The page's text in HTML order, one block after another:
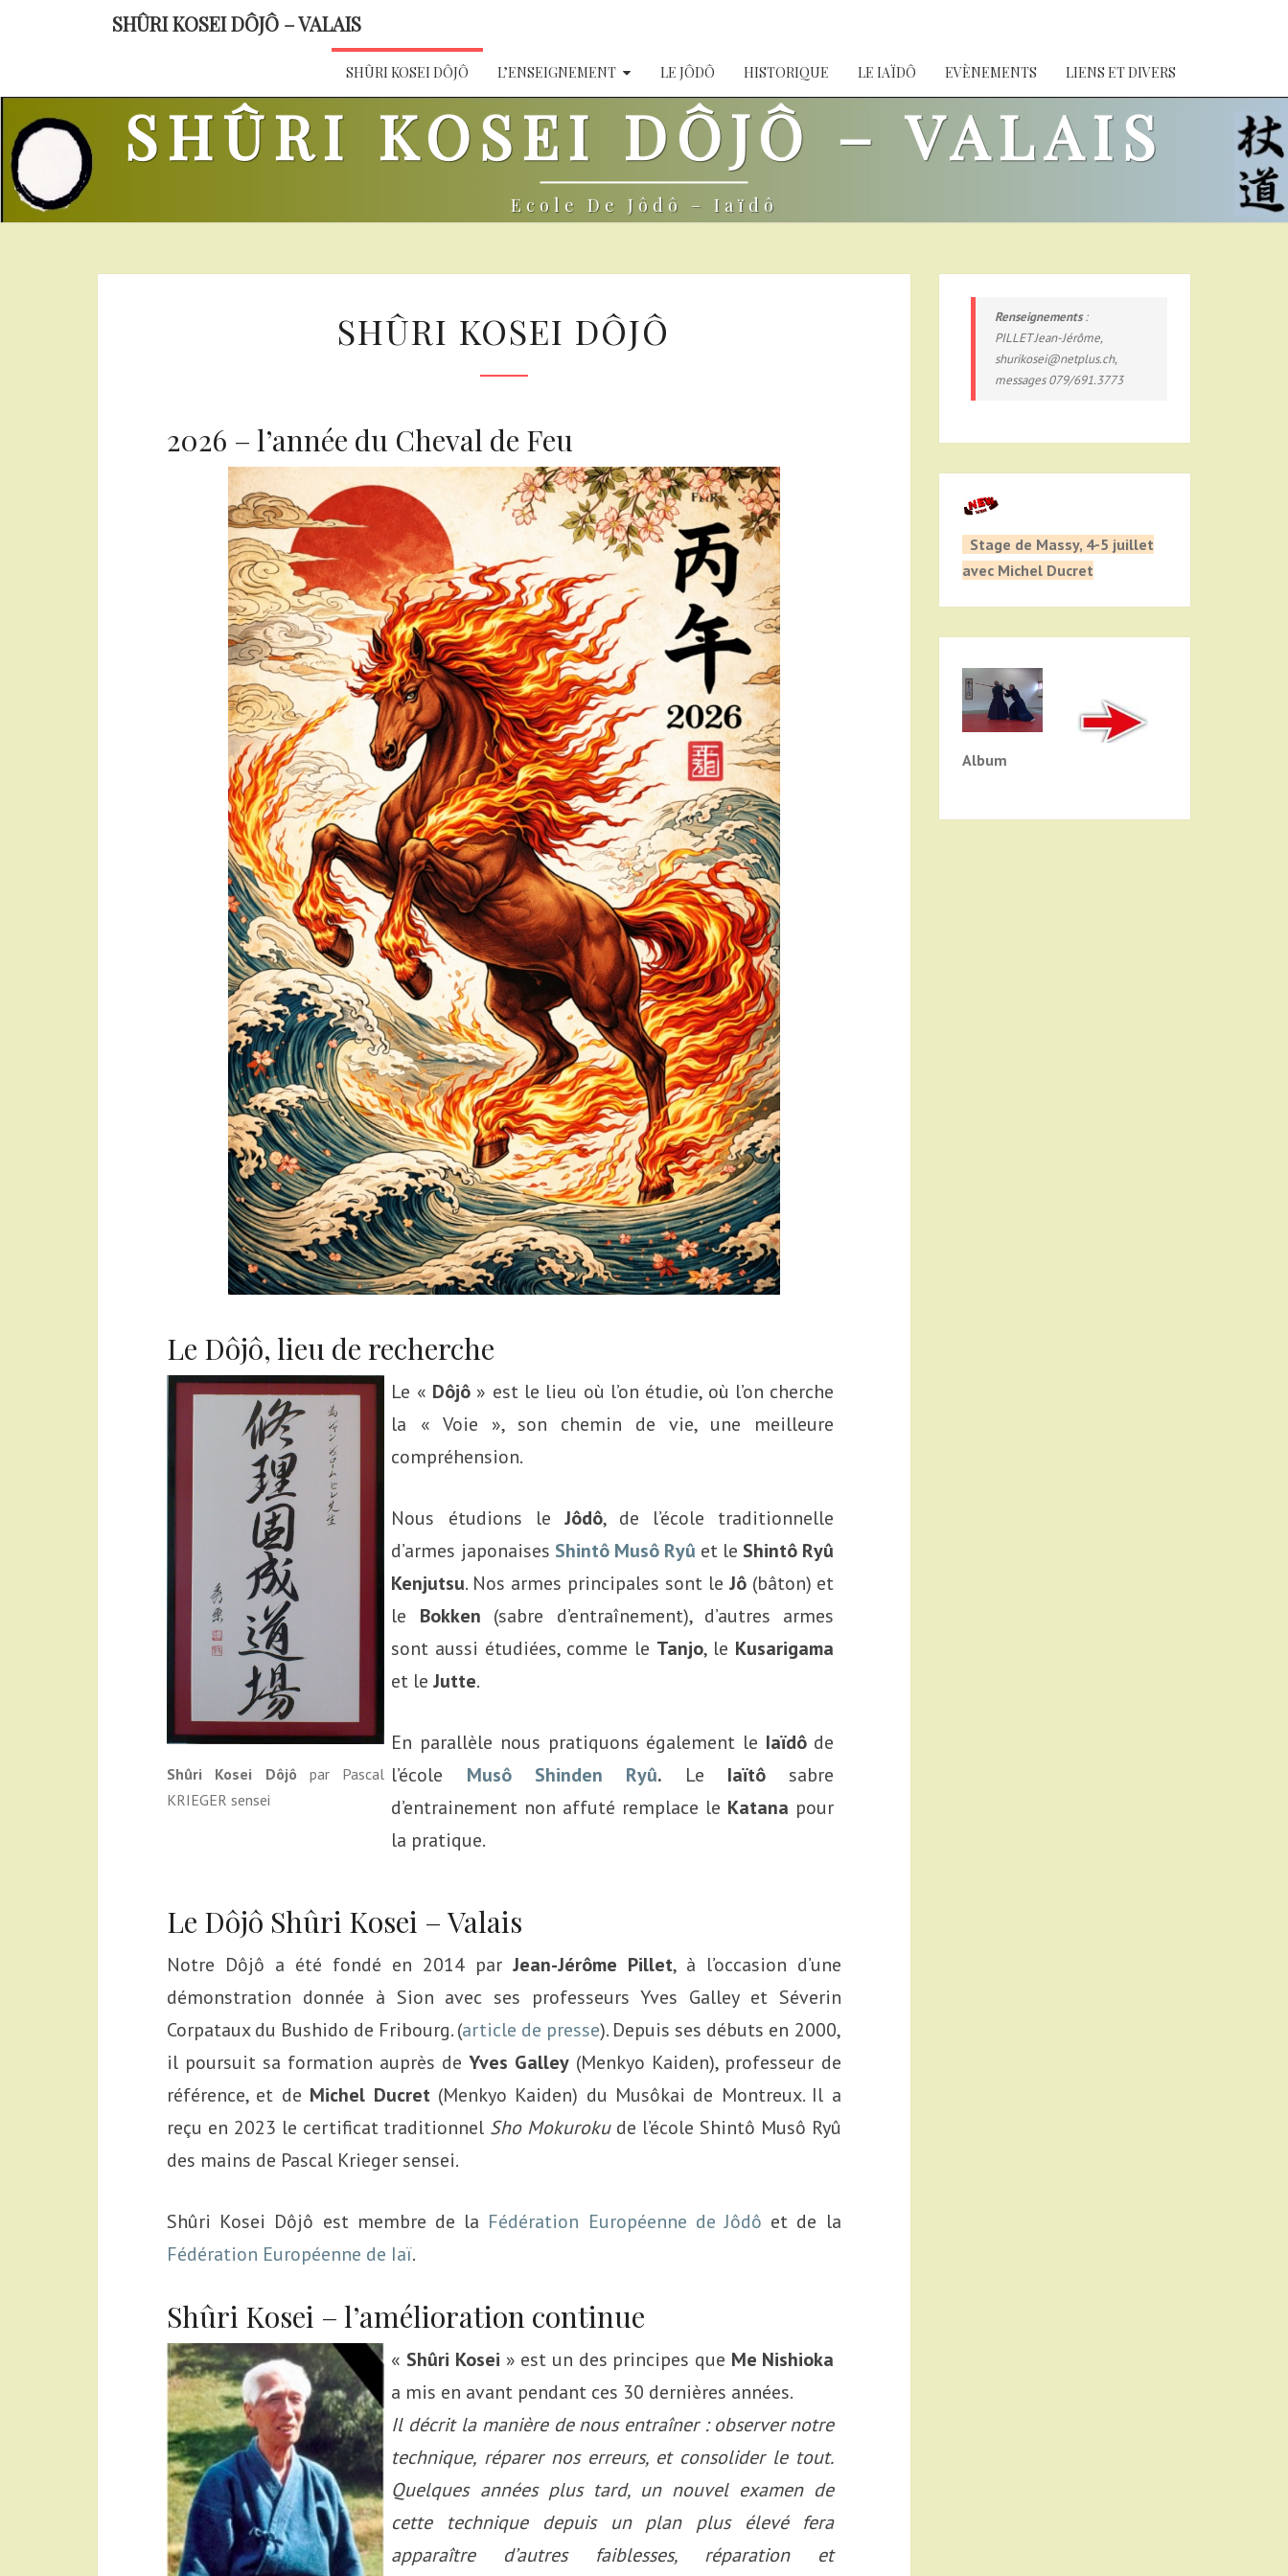
SHÛRI KOSEI DÔJÔ – VALAIS
SHÛRI KOSEI DÔJÔ L’ENSEIGNEMENT LE JÔDÔ HISTORIQUE LE IAÏDÔ EVÈNEMENTS LIENS ET DIVERS
SHÛRI KOSEI DÔJÔ – VALAIS
Ecole De Jôdô – Iaïdô
KOSEI
SHÛRI KOSEI DÔJÔ
2026 – l’année du Cheval de Feu
Le Dôjô, lieu de recherche
Shûri Kosei Dôjô par Pascal
KRIEGER sensei
Le « Dôjô » est le lieu où l’on étudie, où l’on cherche
la « Voie », son chemin de vie, une meilleure
compréhension.
Nous étudions le Jôdô, de l’école traditionnelle
d’armes japonaises Shintô Musô Ryû et le Shintô Ryû
Kenjutsu. Nos armes principales sont le Jô(bâton) et
le Bokken (sabre d’entraînement), d’autres armes
sont aussi étudiées, comme le Tanjo, le Kusarigama
et le Jutte.
En parallèle nous pratiquons également le Iaïdôde
l’école Musô Shinden Ryû. Le Iaïtô sabre
d’entrainement non affuté remplace le Katana pour
la pratique.
Le Dôjô Shûri Kosei – Valais
Notre Dôjô a été fondé en 2014 par Jean-Jérôme Pillet, à l’occasion d’une
démonstration donnée à Sion avec ses professeurs Yves Galley et Séverin
Corpataux du Bushido de Fribourg. (article de presse). Depuis ses débuts en 2000,
il poursuit sa formation auprès deYves Galley (Menkyo Kaiden), professeur de
référence, et de Michel Ducret(Menkyo Kaiden) du Musôkai de Montreux. Il a
reçu en 2023 le certificat traditionnel Sho Mokurokude l’école Shintô Musô Ryû
des mains de Pascal Krieger sensei.
Shûri Kosei Dôjô est membre de la Fédération Européenne de Jôdô et de la
Fédération Européenne de Iaï.
Shûri Kosei – l’amélioration continue
« Shûri Kosei » est un des principes que Me Nishioka
a mis en avant pendant ces 30 dernières années.
Il décrit la manière de nous entraîner : observer notre
technique, réparer nos erreurs, et consolider le tout.
Quelques années plus tard, un nouvel examen de
cette technique depuis un plan plus élevé fera
apparaître d’autres faiblesses, réparation et
Renseignements:
PILLET Jean-Jérôme,
shurikosei@netplus.ch,
messages 079/691.3773
Stage de Massy, 4-5 juillet
avec Michel Ducret
Album